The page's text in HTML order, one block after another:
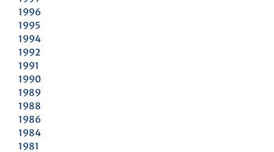
1996
1995
1994
1992
1991
1990
1989
1988
1986
1984
1981